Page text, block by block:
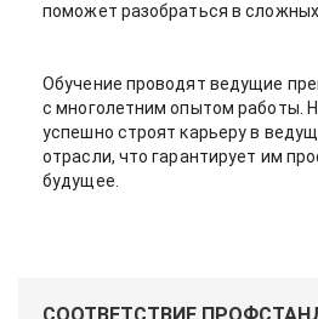
поможет разобраться в сложных
Обучение проводят ведущие
с многолетним опытом работы.
успешно строят карьеру в
отрасли, что гарантирует им
будущее.